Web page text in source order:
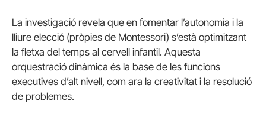
La investigació revela que en fomentar l’autonomia i la
lliure elecció (pròpies de Montessori) s’està optimitzant
la fletxa del temps al cervell infantil. Aquesta
orquestració dinàmica és la base de les funcions
executives d’alt nivell, com ara la creativitat i la resolució
de problemes.